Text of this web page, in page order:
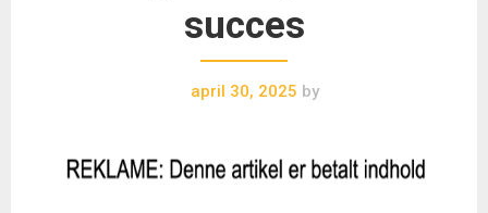
succes
april 30, 2025 by